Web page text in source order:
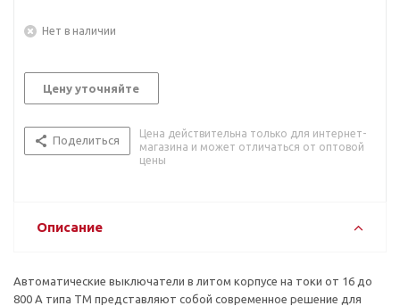
Нет в наличии
Цену уточняйте
Поделиться
Цена действительна только для интернет-
магазина и может отличаться от оптовой
цены
Описание
Автоматические выключатели в литом корпусе на токи от 16 до
800 А типа ТМ представляют собой современное решение для